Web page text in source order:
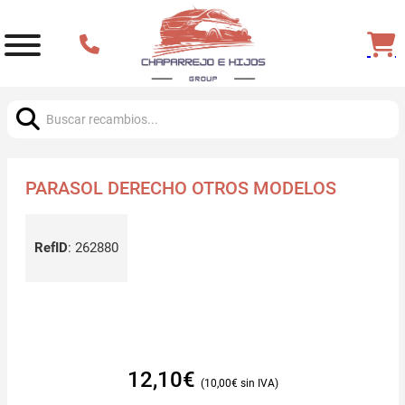
PARASOL DERECHO OTROS MODELOS
RefID: 262880
12,10€ 10,00€